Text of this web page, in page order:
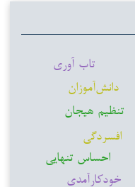
افسردگی
دانش‌آموزان
تنظیم هیجان
احساس تنهایی
تاب آوری
خودکارآمدی